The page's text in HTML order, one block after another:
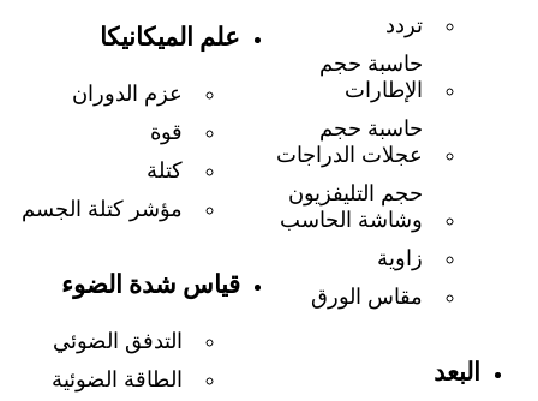
تردد
حاسبة حجم
الإطارات
حاسبة حجم
عجلات الدراجات
حجم التليفزيون
وشاشة الحاسب
زاوية
مقاس الورق
البعد
علم الميكانيكا
عزم الدوران
قوة
كتلة
مؤشر كتلة الجسم
قياس شدة الضوء
التدفق الضوئي
الطاقة الضوئية